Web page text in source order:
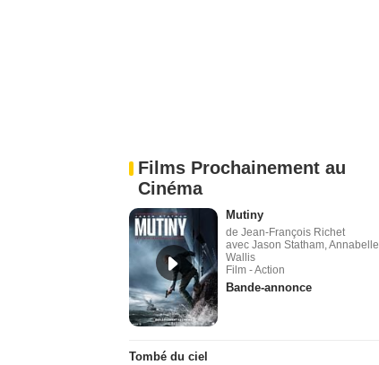
Films Prochainement au
Cinéma
Mutiny
de Jean-François Richet
avec Jason Statham, Annabelle
Wallis
Film - Action
Bande-annonce
Tombé du ciel